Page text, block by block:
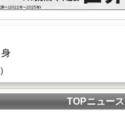
TOPニュース